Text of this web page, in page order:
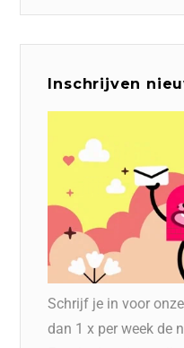
Inschrijven
Schrijf je in voor
dan 1 x per week de